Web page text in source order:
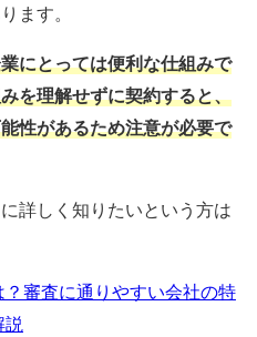
ます。
にとっては便利な仕組みで
を理解せずに契約すると、
性があるため注意が必要で
詳しく知りたいという方は
審査に通りやすい会社の特